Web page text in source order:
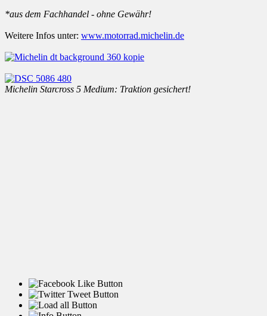
*aus dem Fachhandel - ohne Gewähr!
Weitere Infos unter: www.motorrad.michelin.de
Michelin Starcross 5 Medium: Traktion gesichert!